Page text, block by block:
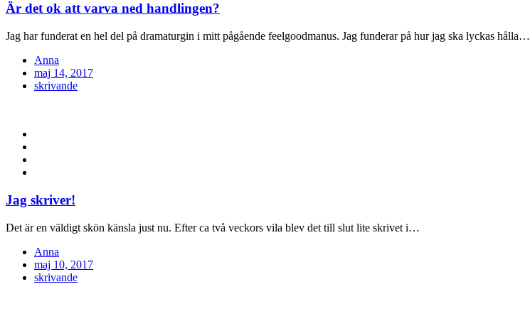
Är det ok att varva ned handlingen?
Jag har funderat en hel del på dramaturgin i mitt pågående feelgoodmanus. Jag funderar på hur jag ska lyckas hålla…
Anna
Posted
on
maj 14, 2017
skrivande
Jag skriver!
Det är en väldigt skön känsla just nu. Efter ca två veckors vila blev det till slut lite skrivet i…
Anna
Posted
on
maj 10, 2017
skrivande